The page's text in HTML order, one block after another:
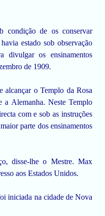
condição de os conservar
estado sob observação
divulgar os ensinamentos
de 1909.
alcançar o Templo da Rosa
a Alemanha. Neste Templo
com e sob as instruções
parte dos ensinamentos
disse-lhe o Mestre. Max
aos Estados Unidos.
iniciada na cidade de Nova